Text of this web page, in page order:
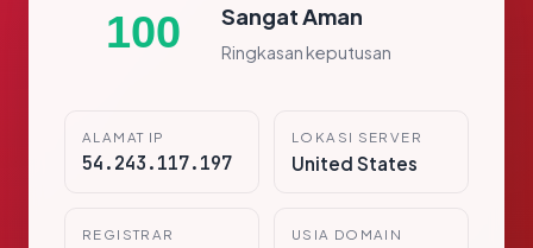
100 Sangat Aman
Ringkasan keputusan
ALAMAT IP
54.243.117.197
LOKASI SERVER
United States
REGISTRAR USIA DOMAIN